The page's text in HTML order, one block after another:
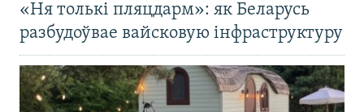
«Ня толькі пляцдарм»: як Беларусь
разбудоўвае вайсковую інфраструктуру